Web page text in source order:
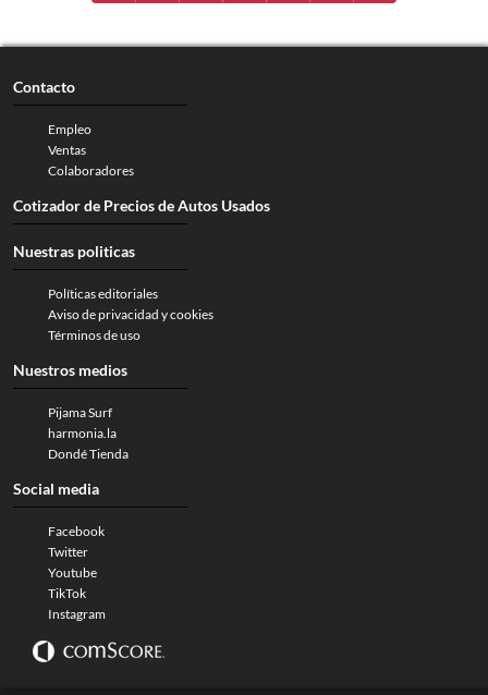
Contacto
Empleo
Ventas
Colaboradores
Cotizador de Precios de Autos Usados
Nuestras politicas
Políticas editoriales
Aviso de privacidad y cookies
Términos de uso
Nuestros medios
Pijama Surf
harmonia.la
Dondé Tienda
Social media
Facebook
Twitter
Youtube
TikTok
Instagram